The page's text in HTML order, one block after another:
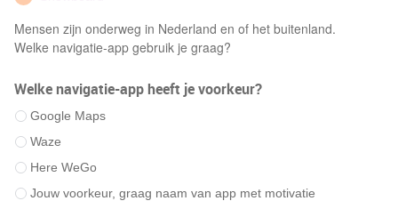
Mensen zijn onderweg in Nederland en of het buitenland.
Welke navigatie-app gebruik je graag?
Welke navigatie-app heeft je voorkeur?
Google Maps
Waze
Here WeGo
Jouw voorkeur, graag naam van app met motivatie